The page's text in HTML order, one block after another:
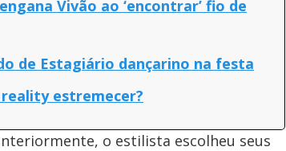
Vivão ao ‘encontrar’ fio de
de Estagiário dançarino na festa
estremecer?
o estilista escolheu seus